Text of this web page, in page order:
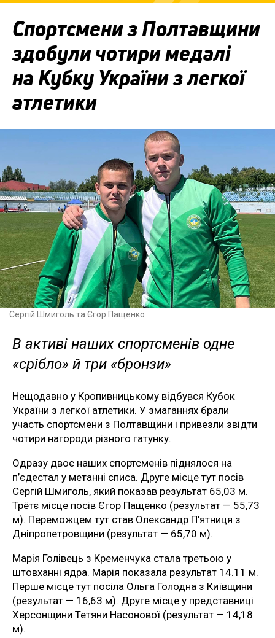
Спортсмени з Полтавщини
здобули чотири медалі
на Кубку України з легкої
атлетики
Сергій Шмиголь та Єгор Пащенко
В активі наших спортсменів одне
«срібло» й три «бронзи»
Нещодавно у Кропивницькому відбувся Кубок
України з легкої атлетики. У змаганнях брали
участь спортсмени з Полтавщини і привезли звідти
чотири нагороди різного гатунку.
Одразу двоє наших спортсменів піднялося на
п’єдестал у метанні списа. Друге місце тут посів
Сергій Шмиголь, який показав результат 65,03 м.
Трётє місце посів Єгор Пащенко (результат — 55,73
м). Переможцем тут став Олександр П’ятниця з
Дніпропетровщини (результат — 65,70 м).
Марія Голівець з Кременчука стала третьою у
штовханні ядра. Марія показала результат 14.11 м.
Перше місце тут посіла Ольга Голодна з Київщини
(результат — 16,63 м). Друге місце у представниці
Херсонщини Тетяни Насонової (результат — 14,18
м).